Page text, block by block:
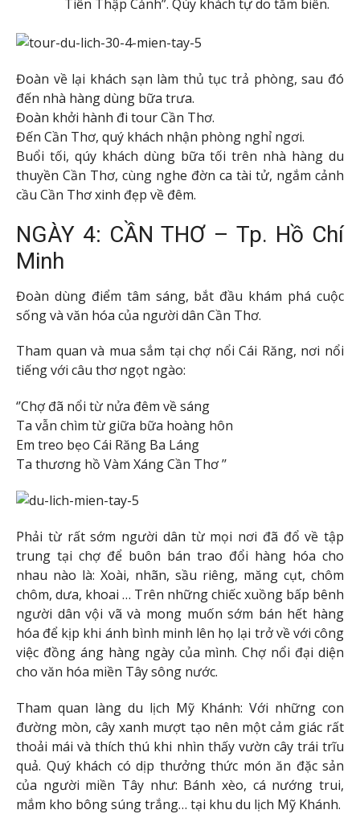
Tiên Thập Cảnh”. Qúy khách tự do tắm biển.
Đoàn về lại khách sạn làm thủ tục trả phòng, sau đó
đến nhà hàng dùng bữa trưa.
Đoàn khởi hành đi tour Cần Thơ.
Đến Cần Thơ, quý khách nhận phòng nghỉ ngơi.
Buổi tối, qúy khách dùng bữa tối trên nhà hàng du
thuyền Cần Thơ, cùng nghe đờn ca tài tử, ngắm cảnh
cầu Cần Thơ xinh đẹp về đêm.
NGÀY 4: CẦN THƠ – Tp. Hồ Chí
Minh
Đoàn dùng điểm tâm sáng, bắt đầu khám phá cuộc
sống và văn hóa của người dân Cần Thơ.
Tham quan và mua sắm tại chợ nổi Cái Răng, nơi nổi
tiếng với câu thơ ngọt ngào:
‘’Chợ đã nổi từ nửa đêm về sáng
Ta vẫn chìm từ giữa bữa hoàng hôn
Em treo bẹo Cái Răng Ba Láng
Ta thương hồ Vàm Xáng Cần Thơ ’’
Phải từ rất sớm người dân từ mọi nơi đã đổ về tập
trung tại chợ để buôn bán trao đổi hàng hóa cho
nhau nào là: Xoài, nhãn, sầu riêng, măng cụt, chôm
chôm, dưa, khoai … Trên những chiếc xuồng bấp bênh
người dân vội vã và mong muốn sớm bán hết hàng
hóa để kịp khi ánh bình minh lên họ lại trở về với công
việc đồng áng hàng ngày của mình. Chợ nổi đại diện
cho văn hóa miền Tây sông nước.
Tham quan làng du lịch Mỹ Khánh: Với những con
đường mòn, cây xanh mượt tạo nên một cảm giác rất
thoải mái và thích thú khi nhìn thấy vườn cây trái trĩu
quả. Quý khách có dịp thưởng thức món ăn đặc sản
của người miền Tây như: Bánh xèo, cá nướng trui,
mắm kho bông súng trắng… tại khu du lịch Mỹ Khánh.